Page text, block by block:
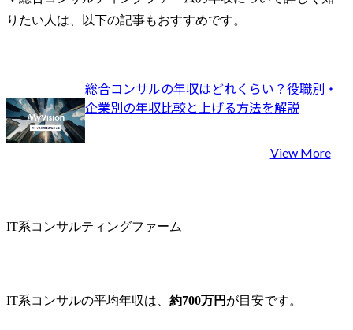
りたい人は、以下の記事もおすすめです。
総合コンサルの年収はどれくらい？役職別・
企業別の年収比較と上げる方法を解説
View More
IT系コンサルティングファーム
IT系コンサルの平均年収は、 約700万円 が目安です。